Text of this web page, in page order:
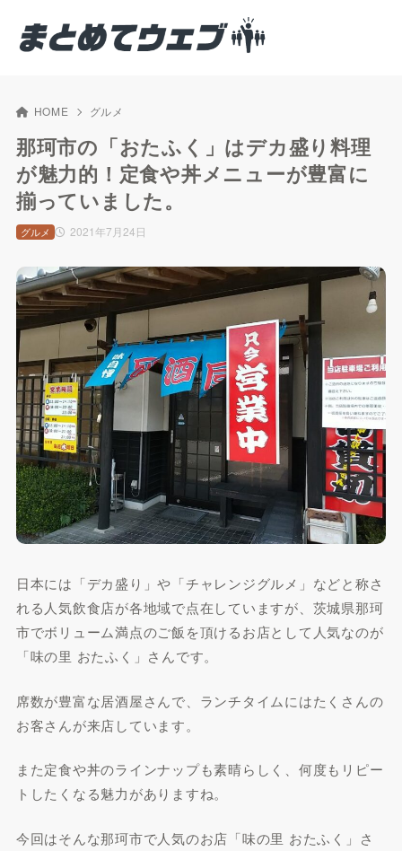
HOME グルメ
那珂市の「おたふく」はデカ盛り料理
が魅力的！定食や丼メニューが豊富に
揃っていました。
2021年7月24日
グルメ
日本には「デカ盛り」や「チャレンジグルメ」などと称さ
れる人気飲食店が各地域で点在していますが、茨城県那珂
市でボリューム満点のご飯を頂けるお店として人気なのが
「味の里 おたふく」さんです。
席数が豊富な居酒屋さんで、ランチタイムにはたくさんの
お客さんが来店しています。
また定食や丼のラインナップも素晴らしく、何度もリピー
トしたくなる魅力がありますね。
今回はそんな那珂市で人気のお店「味の里 おたふく」さ